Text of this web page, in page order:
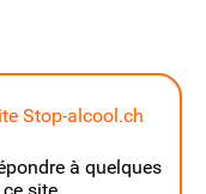
Stop-alcool.ch
à quelques